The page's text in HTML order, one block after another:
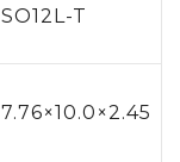
SO12L-T
7.76×10.0×2.45